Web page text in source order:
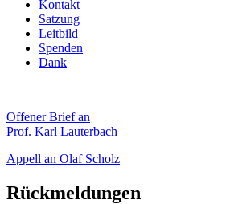
Kontakt
Satzung
Leitbild
Spenden
Dank
Offener Brief an
Prof. Karl Lauterbach
Appell an Olaf Scholz
Rückmeldungen